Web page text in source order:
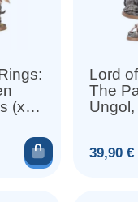
(x3
Ajouter au
Lord
The
Prix
39,90 €